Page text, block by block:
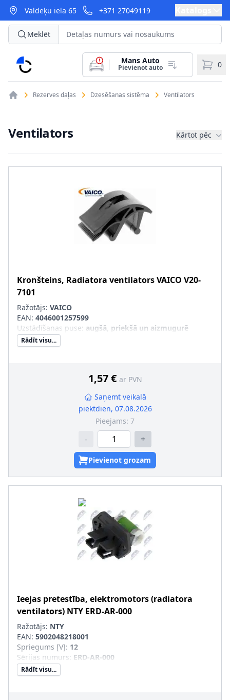
Valdeķu iela 65 +371 27049119
CarParts
Meklēt
Mans Auto
Pievienot auto 0
Rezerves daļas Dzesēšanas sistēma Ventilators
Ventilators Kārtot pēc
Kronšteins, Radiatora ventilatorsVAICO V20-
7101
Ražotājs: VAICO
EAN: 4046001257599
Uzstādīšanas puse: augšā, priekšā un aizmugurē
Rādīt visu...
1,57 € ar PVN
Saņemt veikalā
piektdien, 07.08.2026
Pieejams: 7
- +
Pievienot grozam
Ieejas pretestība, elektromotors (radiatora
ventilators) NTY ERD-AR-000
Ražotājs: NTY
EAN: 5902048218001
Spriegums [V]: 12
Sērijas numurs: ERD-AR-000
Rādīt visu...